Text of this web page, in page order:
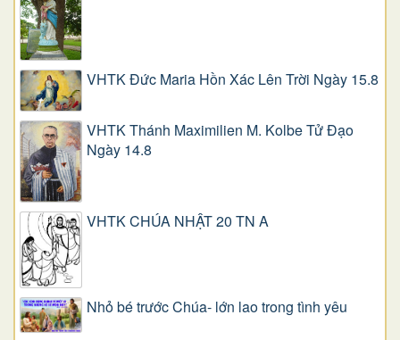
VHTK Đức Maria Hồn Xác Lên Trời Ngày 15.8
VHTK Thánh Maximilien M. Kolbe Tử Đạo
Ngày 14.8
VHTK CHÚA NHẬT 20 TN A
Nhỏ bé trước Chúa- lớn lao trong tình yêu